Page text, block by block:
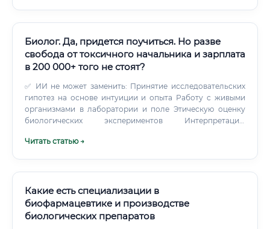
публикациях, патентах, разработанных прототипах,
выполненных проектах. Нетворкинг Профессиональное
сообщество биоинженеров в России относительно
Биолог. Да, придется поучиться. Но разве
свобода от токсичного начальника и зарплата
в 200 000+ того не стоят?
✅ ИИ не может заменить: Принятие исследовательских
гипотез на основе интуиции и опыта Работу с живыми
организмами в лаборатории и поле Этическую оценку
биологических экспериментов Интерпретацию
научных командах ⚠️ ИИ меняет профессию, но не
данных, поиск паттернов Биолог, умеющий работать с
ИИ, становится в разы эффективнее и ценнее Вывод:
профессия эволюционирует. Биолог будущего — это
учёный, владеющий цифровыми инструментами и
Читать статью →
Какие есть специализации в
биофармацевтике и производстве
биологических препаратов